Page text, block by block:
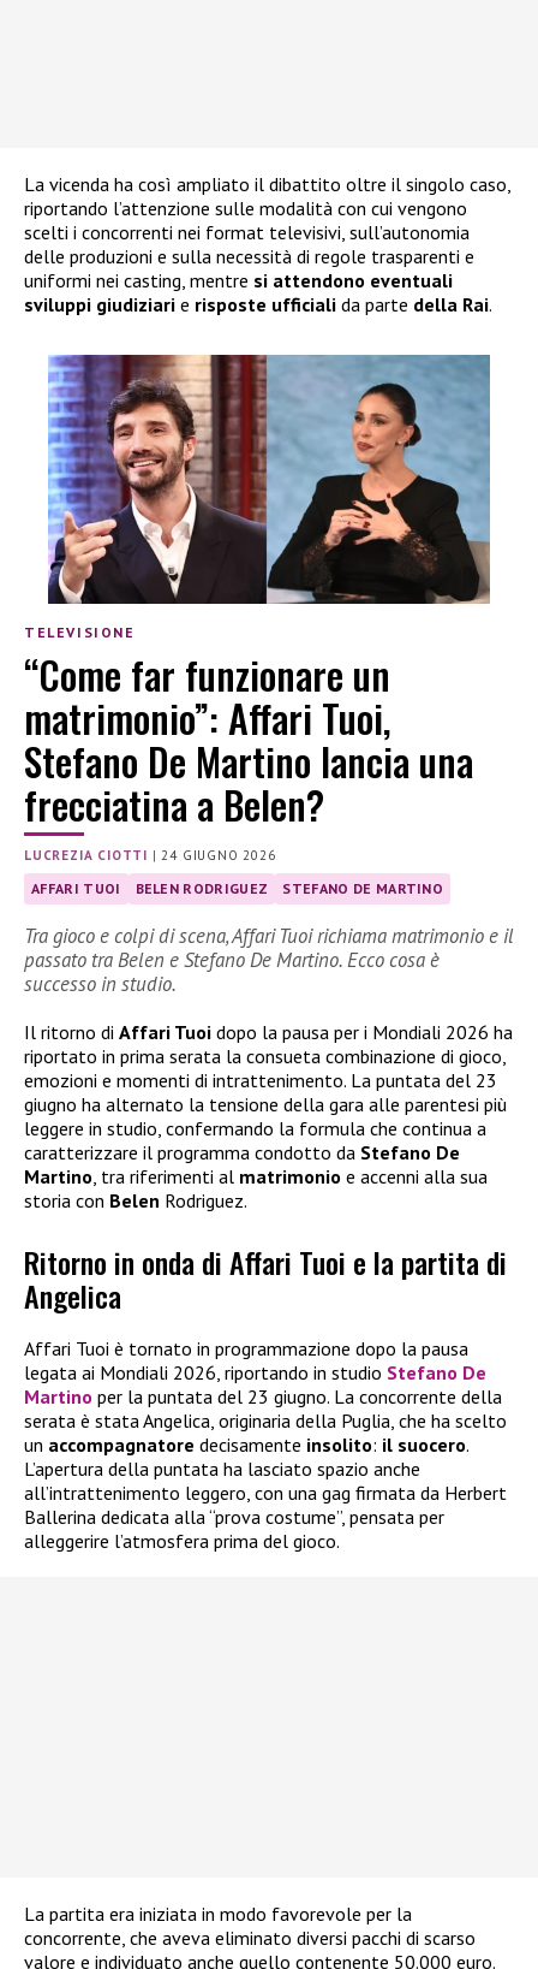
La vicenda ha così ampliato il dibattito oltre il singolo caso,
riportando l’attenzione sulle modalità con cui vengono
scelti i concorrenti nei format televisivi, sull’autonomia
delle produzioni e sulla necessità di regole trasparenti e
uniformi nei casting, mentre si attendono eventuali
sviluppi giudiziari e risposte ufficiali da parte della Rai.
TELEVISIONE
“Come far funzionare un
matrimonio”: Affari Tuoi,
Stefano De Martino lancia una
frecciatina a Belen?
LUCREZIA CIOTTI | 24 GIUGNO 2026
AFFARI TUOI BELEN RODRIGUEZ STEFANO DE MARTINO
Tra gioco e colpi di scena, Affari Tuoi richiama matrimonio e il
passato tra Belen e Stefano De Martino. Ecco cosa è
successo in studio.
Il ritorno di Affari Tuoi dopo la pausa per i Mondiali 2026 ha
riportato in prima serata la consueta combinazione di gioco,
emozioni e momenti di intrattenimento. La puntata del 23
giugno ha alternato la tensione della gara alle parentesi più
leggere in studio, confermando la formula che continua a
caratterizzare il programma condotto da Stefano De
Martino, tra riferimenti al matrimonio e accenni alla sua
storia con Belen Rodriguez.
Ritorno in onda di Affari Tuoi e la partita di
Angelica
Affari Tuoi è tornato in programmazione dopo la pausa
legata ai Mondiali 2026, riportando in studio Stefano De
Martino per la puntata del 23 giugno. La concorrente della
serata è stata Angelica, originaria della Puglia, che ha scelto
un accompagnatore decisamente insolito: il suocero.
L’apertura della puntata ha lasciato spazio anche
all’intrattenimento leggero, con una gag firmata da Herbert
Ballerina dedicata alla “prova costume”, pensata per
alleggerire l’atmosfera prima del gioco.
La partita era iniziata in modo favorevole per la
concorrente, che aveva eliminato diversi pacchi di scarso
valore e individuato anche quello contenente 50.000 euro.